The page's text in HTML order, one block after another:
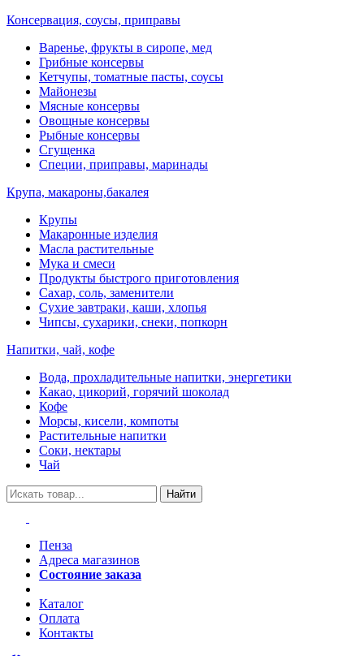
Консервация, соусы, приправы
Варенье, фрукты в сиропе, мед
Грибные консервы
Кетчупы, томатные пасты, соусы
Майонезы
Мясные консервы
Овощные консервы
Рыбные консервы
Сгущенка
Специи, приправы, маринады
Крупа, макароны,бакалея
Крупы
Макаронные изделия
Масла растительные
Мука и смеси
Продукты быстрого приготовления
Сахар, соль, заменители
Сухие завтраки, каши, хлопья
Чипсы, сухарики, снеки, попкорн
Напитки, чай, кофе
Вода, прохладительные напитки, энергетики
Какао, цикорий, горячий шоколад
Кофе
Морсы, кисели, компоты
Растительные напитки
Соки, нектары
Чай
Найти
Пенза
Адреса магазинов
Состояние заказа
Каталог
Оплата
Контакты